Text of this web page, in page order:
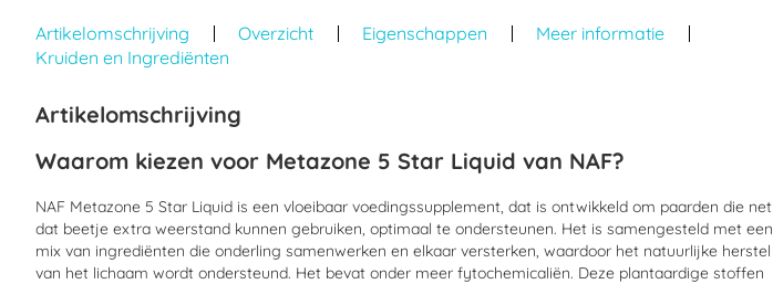
naar
het
begin
de
gallerij
Artikelomschrijving Overzicht Eigenschappen
Meer informatie
Kruiden en Ingrediënten
Artikelomschrijving
Waarom kiezen voor Metazone 5 Star Liquid van NAF?
NAF Metazone 5 Star Liquid is een vloeibaar voedingssupplement, dat is ontwikkeld om paarden die net
dat beetje extra weerstand kunnen gebruiken, optimaal te ondersteunen. Het is samengesteld met een
mix van ingrediënten die onderling samenwerken en elkaar versterken, waardoor het natuurlijke herstel
van het lichaam wordt ondersteund. Het bevat onder meer fytochemicaliën. Deze plantaardige stoffen